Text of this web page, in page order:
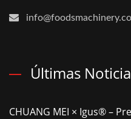
Últimas
CHUANG MEI × Igus® –